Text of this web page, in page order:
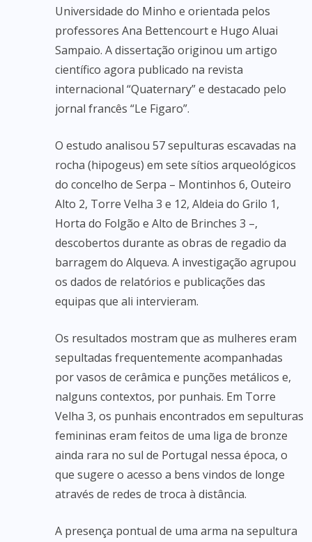
Universidade do Minho e orientada pelos
professores Ana Bettencourt e Hugo Aluai
Sampaio. A dissertação originou um artigo
científico agora publicado na revista
internacional “Quaternary” e destacado pelo
jornal francês “Le Figaro”.
O estudo analisou 57 sepulturas escavadas na
rocha (hipogeus) em sete sítios arqueológicos
do concelho de Serpa – Montinhos 6, Outeiro
Alto 2, Torre Velha 3 e 12, Aldeia do Grilo 1,
Horta do Folgão e Alto de Brinches 3 –,
descobertos durante as obras de regadio da
barragem do Alqueva. A investigação agrupou
os dados de relatórios e publicações das
equipas que ali intervieram.
Os resultados mostram que as mulheres eram
sepultadas frequentemente acompanhadas
por vasos de cerâmica e punções metálicos e,
nalguns contextos, por punhais. Em Torre
Velha 3, os punhais encontrados em sepulturas
femininas eram feitos de uma liga de bronze
ainda rara no sul de Portugal nessa época, o
que sugere o acesso a bens vindos de longe
através de redes de troca à distância.
A presença pontual de uma arma na sepultura